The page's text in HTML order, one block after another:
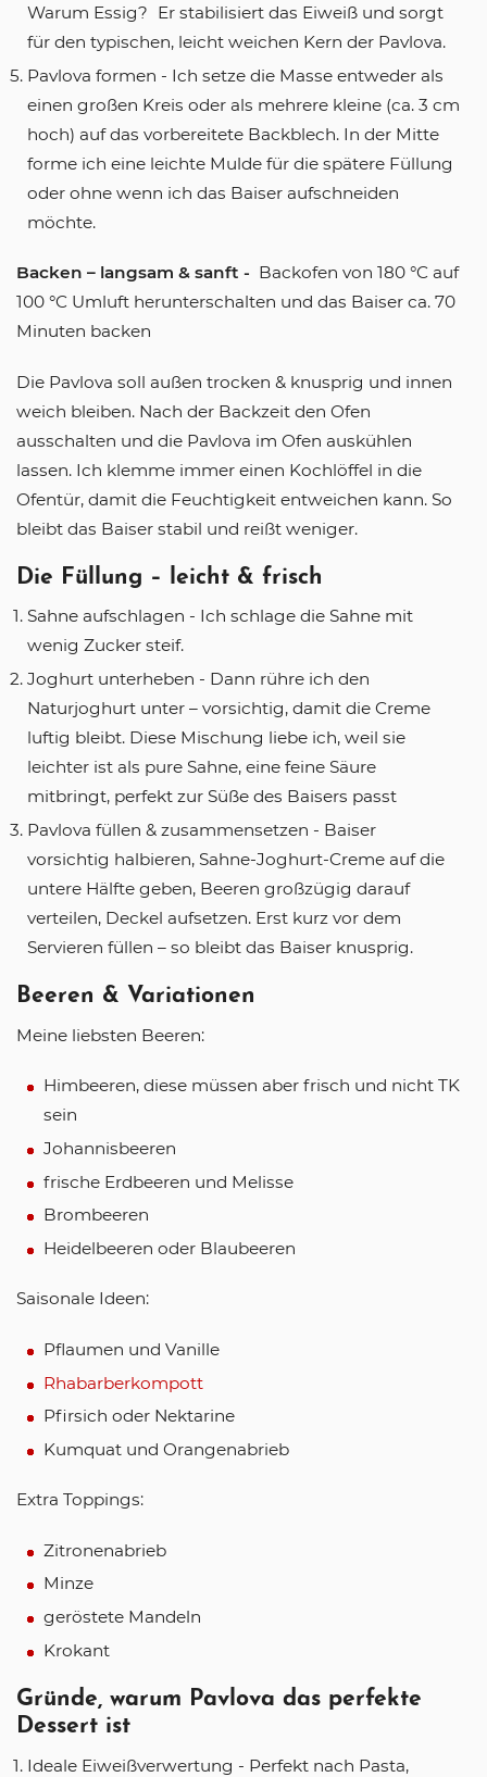
Warum Essig? Er stabilisiert das Eiweiß und sorgt
für den typischen, leicht weichen Kern der Pavlova.
Pavlova formen - Ich setze die Masse entweder als
einen großen Kreis oder als mehrere kleine (ca. 3 cm
hoch) auf das vorbereitete Backblech. In der Mitte
forme ich eine leichte Mulde für die spätere Füllung
oder ohne wenn ich das Baiser aufschneiden
möchte.
Backen – langsam & sanft - Backofen von 180 °C auf
100 °C Umluft herunterschalten und das Baiser ca. 70
Minuten backen
Die Pavlova soll außen trocken & knusprig und innen
weich bleiben. Nach der Backzeit den Ofen
ausschalten und die Pavlova im Ofen auskühlen
lassen. Ich klemme immer einen Kochlöffel in die
Ofentür, damit die Feuchtigkeit entweichen kann. So
bleibt das Baiser stabil und reißt weniger.
Die Füllung – leicht & frisch
Sahne aufschlagen - Ich schlage die Sahne mit
wenig Zucker steif.
Joghurt unterheben - Dann rühre ich den
Naturjoghurt unter – vorsichtig, damit die Creme
luftig bleibt. Diese Mischung liebe ich, weil sie
leichter ist als pure Sahne, eine feine Säure
mitbringt, perfekt zur Süße des Baisers passt
Pavlova füllen & zusammensetzen - Baiser
vorsichtig halbieren, Sahne-Joghurt-Creme auf die
untere Hälfte geben, Beeren großzügig darauf
verteilen, Deckel aufsetzen. Erst kurz vor dem
Servieren füllen – so bleibt das Baiser knusprig.
Beeren & Variationen
Meine liebsten Beeren:
Himbeeren, diese müssen aber frisch und nicht TK
sein
Johannisbeeren
frische Erdbeeren und Melisse
Brombeeren
Heidelbeeren oder Blaubeeren
Saisonale Ideen:
Pflaumen und Vanille
Rhabarberkompott
Pfirsich oder Nektarine
Kumquat und Orangenabrieb
Extra Toppings:
Zitronenabrieb
Minze
geröstete Mandeln
Krokant
Gründe, warum Pavlova das perfekte
Dessert ist
Ideale Eiweißverwertung - Perfekt nach Pasta,